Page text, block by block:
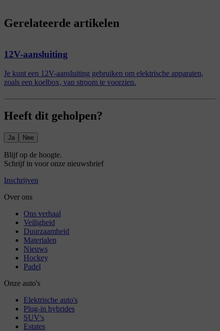
Gerelateerde artikelen
12V-aansluiting
Je kunt een 12V-aansluiting gebruiken om elektrische apparaten,
zoals een koelbox, van stroom te voorzien.
Heeft dit geholpen?
Ja Nee